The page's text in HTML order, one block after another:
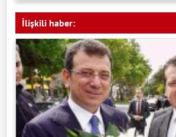
İlişkili haber: